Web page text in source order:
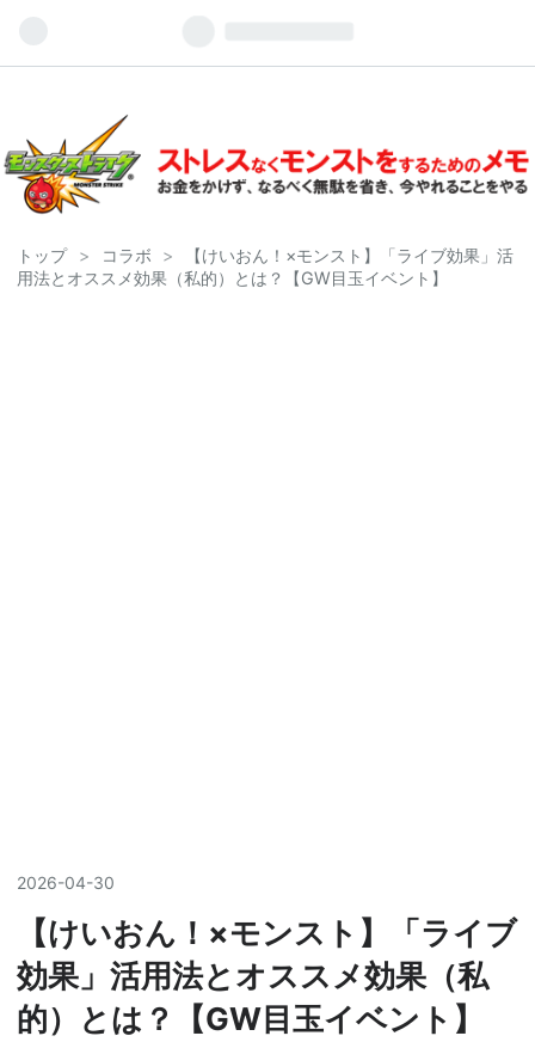
トップ > コラボ >
【けいおん！×モンスト】「ライブ効果」活
用法とオススメ効果（私的）とは？【GW目玉イベント】
2026-04-30
【けいおん！×モンスト】「ライブ
効果」活用法とオススメ効果（私
的）とは？【GW目玉イベント】